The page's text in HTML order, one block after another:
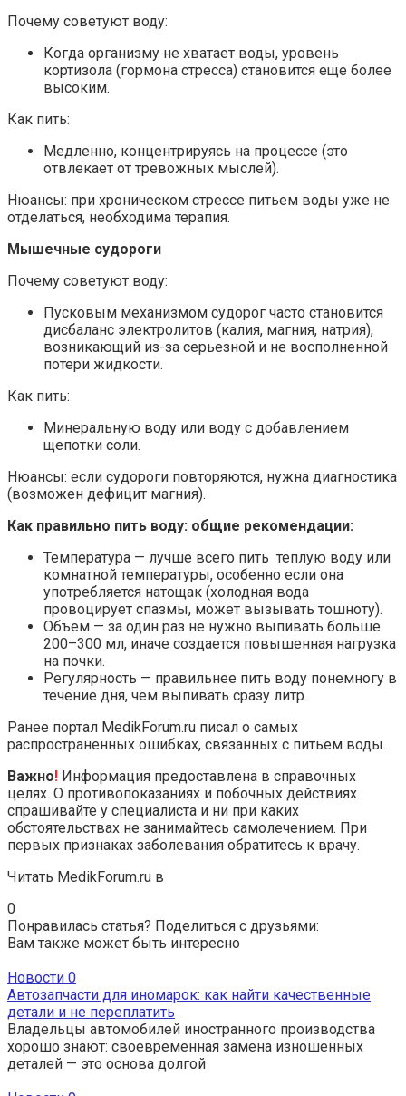
Почему советуют воду:
Когда организму не хватает воды, уровень
кортизола (гормона стресса) становится еще более
высоким.
Как пить:
Медленно, концентрируясь на процессе (это
отвлекает от тревожных мыслей).
Нюансы: при хроническом стрессе питьем воды уже не
отделаться, необходима терапия.
Мышечные судороги
Почему советуют воду:
Пусковым механизмом судорог часто становится
дисбаланс электролитов (калия, магния, натрия),
возникающий из-за серьезной и не восполненной
потери жидкости.
Как пить:
Минеральную воду или воду с добавлением
щепотки соли.
Нюансы: если судороги повторяются, нужна диагностика
(возможен дефицит магния).
Как правильно пить воду: общие рекомендации:
Температура — лучше всего пить теплую воду или
комнатной температуры, особенно если она
употребляется натощак (холодная вода
провоцирует спазмы, может вызывать тошноту).
Объем — за один раз не нужно выпивать больше
200–300 мл, иначе создается повышенная нагрузка
на почки.
Регулярность — правильнее пить воду понемногу в
течение дня, чем выпивать сразу литр.
Ранее портал MedikForum.ru писал о самых
распространенных ошибках, связанных с питьем воды.
Важно! Информация предоставлена в справочных
целях. О противопоказаниях и побочных действиях
спрашивайте у специалиста и ни при каких
обстоятельствах не занимайтесь самолечением. При
первых признаках заболевания обратитесь к врачу.
Читать MedikForum.ru в
0
Понравилась статья? Поделиться с друзьями:
Вам также может быть интересно
Новости 0
Автозапчасти для иномарок: как найти качественные
детали и не переплатить
Владельцы автомобилей иностранного производства
хорошо знают: своевременная замена изношенных
деталей — это основа долгой